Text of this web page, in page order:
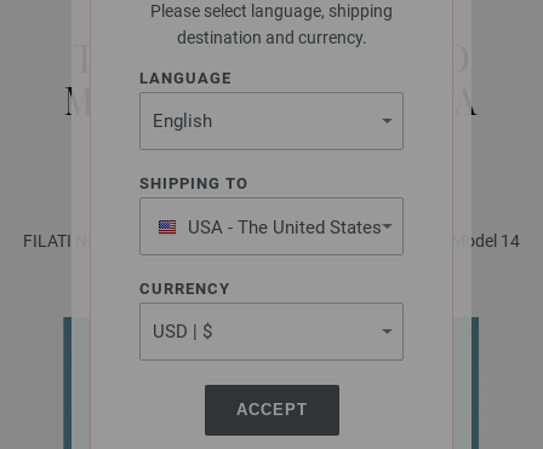
Please select language, shipping
destination and currency.
LANGUAGE
SHIPPING TO
USA - The United States
of America
CURRENCY
ACCEPT
LANA GROSSA
TRUI MET INGEBREID
MOTIEF BASTA & ALTA
MODA ALPACA
FILATI No. 68 - Tijdschrift (DE) + Breibeschrijvingen (NL) | Model 14